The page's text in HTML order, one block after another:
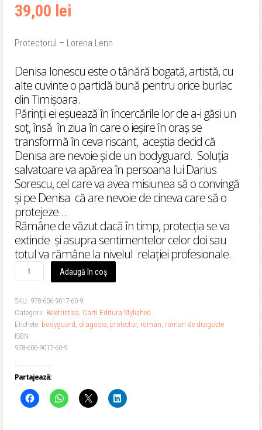
39,00 lei
Protectorul – Lorena Lenn
Denisa Ionescu este o tânără bogată, artistă, cu
alte cuvinte o partidă bună pentru orice burlac
din Timișoara.
Părinții ei eșuează în încercările lor de a-i găsi un
soț, însă în ziua în care o ieșire în oraș se
transformă în ceva riscant, aceștia decid că
Denisa are nevoie și de un bodyguard. Soluția
salvatoare va apărea în persoana lui Darius
Sorescu, cel care va avea misiunea să o convingă
și pe Denisa că are nevoie de cineva care să o
protejeze…
Rămâne de văzut dacă în timp, protecția se va
extinde și asupra sentimentelor celor doi sau
totul va rămâne la nivelul relației profesionale.
Lorena
Lenn
Adaugă în coș
SKU: 978-606-9017-60-9
Categorii: Beletristica Carti Editura Stylished
Etichete: bodyguard dragoste protector, roman roman de dragoste
ISBN:
978-606-9017-60-9
Partajează: